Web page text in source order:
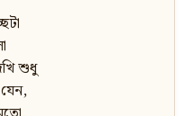
শুধু